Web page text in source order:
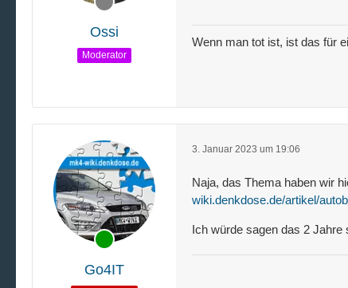
Ossi
Moderator
Wenn man tot ist, ist das für
Go4IT
3. Januar 2023 um 19:06
Naja, das Thema haben wir
wiki.denkdose.de/artikel/
Ich würde sagen das 2